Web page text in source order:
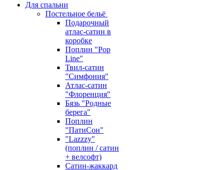
Для спальни
Постельное бельё
Подарочный
атлас-сатин в
коробке
Поплин "Pop
Line"
Твил-сатин
"Симфония"
Атлас-сатин
"Флоренция"
Бязь "Родные
берега"
Поплин
"ПатиСон"
"Lazzzy"
(поплин / сатин
+ велсофт)
Сатин-жаккард